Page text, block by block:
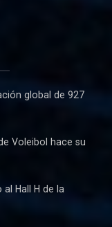
global de 927
Voleibol hace su
Hall H de la